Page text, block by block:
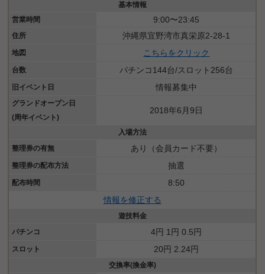
基本情報
営業時間
9:00〜23:45
住所 沖縄県宜野湾市真栄原2-28-1
地図 こちらをクリック
台数 パチンコ144台/スロット256台
旧イベント日 情報募集中
グランドオープン日
(周年イベント)
2018年6月9日
入場方法
整理券の有無
あり（会員カード不要）
整理券の配布方法 抽選
配布時間
8:50
情報を修正する
遊技料金
パチンコ
4円 1円 0.5円
スロット 20円 2.24円
交換率(換金率)